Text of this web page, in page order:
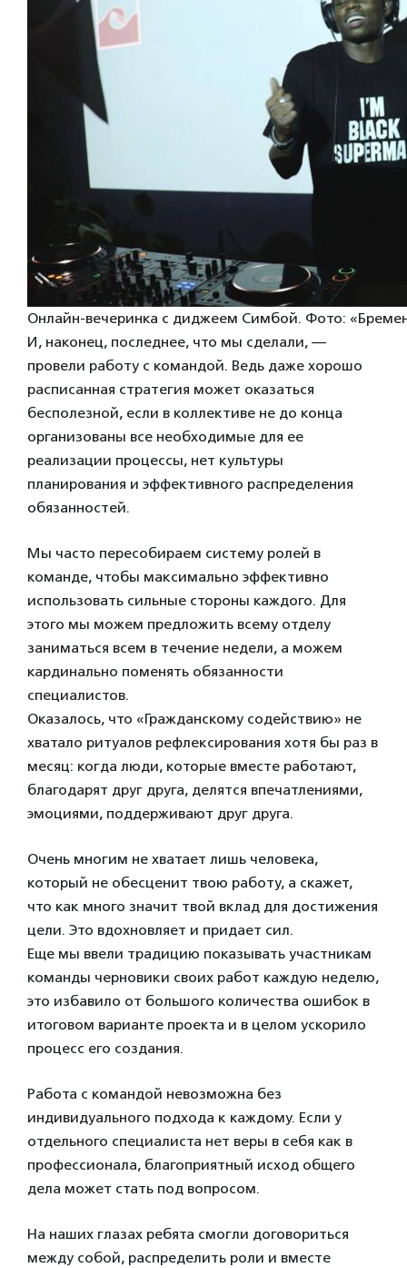
Онлайн-вечеринка с диджеем Симбой. Фото:
И, наконец, последнее, что мы сделали, —
провели работу с командой. Ведь даже хорошо
расписанная стратегия может оказаться
бесполезной, если в коллективе не до конца
организованы все необходимые для ее
реализации процессы, нет культуры
планирования и эффективного распределения
обязанностей.
Мы часто пересобираем систему ролей в
команде, чтобы максимально эффективно
использовать сильные стороны каждого. Для
этого мы можем предложить всему отделу
заниматься всем в течение недели, а можем
кардинально поменять обязанности
специалистов.
Оказалось, что «Гражданскому содействию» не
хватало ритуалов рефлексирования хотя бы раз в
месяц: когда люди, которые вместе работают,
благодарят друг друга, делятся впечатлениями,
эмоциями, поддерживают друг друга.
Очень многим не хватает лишь человека,
который не обесценит твою работу, а скажет,
что как много значит твой вклад для достижения
цели. Это вдохновляет и придает сил.
Еще мы ввели традицию показывать участникам
команды черновики своих работ каждую неделю,
это избавило от большого количества ошибок в
итоговом варианте проекта и в целом ускорило
процесс его создания.
Работа с командой невозможна без
индивидуального подхода к каждому. Если у
отдельного специалиста нет веры в себя как в
профессионала, благоприятный исход общего
дела может стать под вопросом.
На наших глазах ребята смогли договориться
между собой, распределить роли и вместе